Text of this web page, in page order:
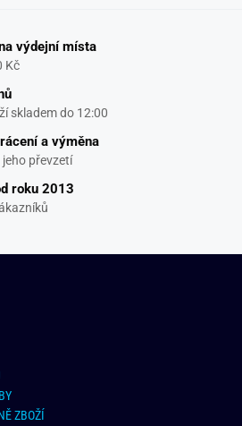
výdejní místa
Kč
skladem do 12:00
a výměna
převzetí
roku 2013
ZBOŽÍ